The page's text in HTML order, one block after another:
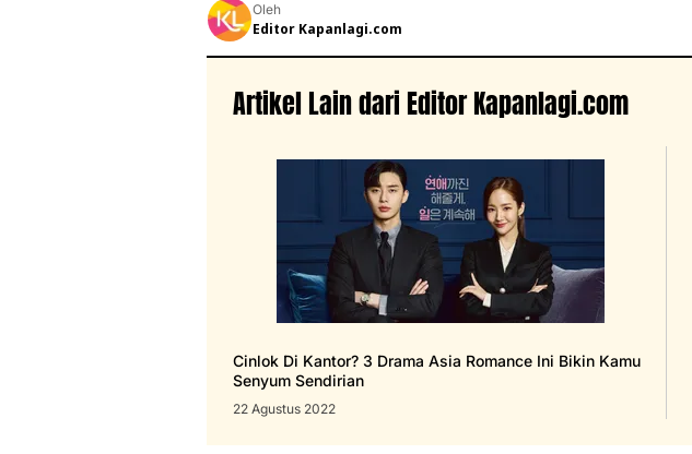
Oleh
Editor Kapanlagi.com
Artikel Lain dari Editor Kapanlagi.com
Cinlok Di Kantor? 3 Drama Asia Romance Ini Bikin Kamu
Senyum Sendirian
22 Agustus 2022